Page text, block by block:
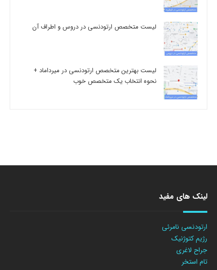
لیست متخصص ارتودنسی در دروس و اطراف آن
لیست بهترین متخصص ارتودنسی در میرداماد +
نحوه انتخاب یک متخصص خوب
لینک های مفید
ارتودنسی نامرئی
رژیم کتوژنیک
جراح لاغری
تام استخر